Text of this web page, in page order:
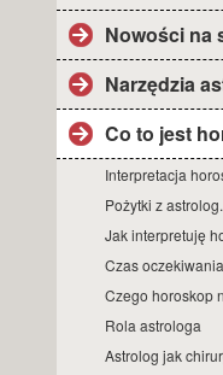
Nowości na
Narzędzia
Co to jest
Interpretacja
Pożytki z
Jak interpretuję
Czas oczekiwania
Czego horoskop
Rola astrologa
Astrolog jak